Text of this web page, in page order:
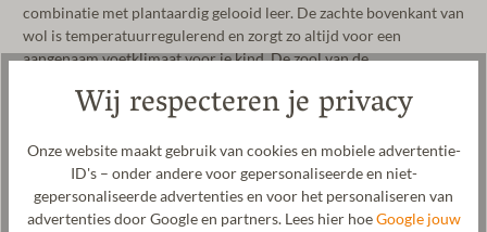
combinatie met plantaardig gelooid leer. De zachte bovenkant van
wol is temperatuurregulerend en zorgt zo altijd voor een
aangenaam voetklimaat voor je kind. De zool van de
ingezette elastische band zorgt voor een goede pasvorm. Niets
kleuterschool nog in de weg. De schattige versiering van het
loopschoentje stelt een hondje voor en is voor de kleintjes
bijzonder spannend. De walkstof wordt in onze fabriek in Tirol
vervaardigd.
Wij respecteren je privacy
Onze website maakt gebruik van cookies en mobiele advertentie-
ID's – onder andere voor gepersonaliseerde en niet-
gepersonaliseerde advertenties en voor het personaliseren van
advertenties door Google en partners. Lees hier hoeGoogle jouw